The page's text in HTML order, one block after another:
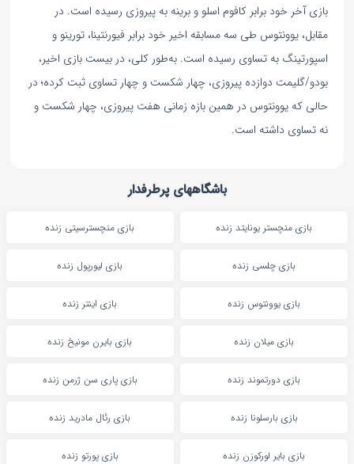
بازی آخر خود برابر کافوم اسلو و برینه به پیروزی رسیده است. در
مقابل، یوونتوس طی سه مسابقه اخیر خود برابر فیورنتینا، تورینو و
اسپورتینگ به تساوی رسیده است. به‌طور کلی، در بیست بازی اخیر،
بودو/گلیمت دوازده پیروزی، چهار شکست و چهار تساوی ثبت کرده؛ در
حالی که یوونتوس در همین بازه زمانی هفت پیروزی، چهار شکست و
نه تساوی داشته است.
باشگاههای پرطرفدار
بازی منچستر یونایتد زنده بازی منچسترسیتی زنده
بازی چلسی زنده بازی لیورپول زنده
بازی یوونتوس زنده بازی اینتر زنده
بازی میلان زنده بازی بایرن مونیخ زنده
بازی دورتموند زنده بازی پاری سن ژرمن زنده
بازی بارسلونا زنده بازی رئال مادرید زنده
بازی بایر لورکوزن زنده بازی پورتو زنده